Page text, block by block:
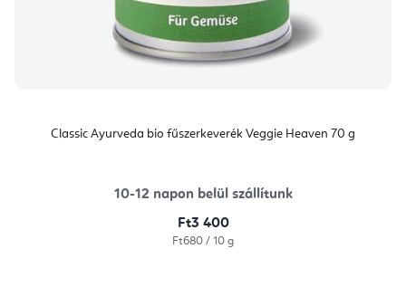
Classic Ayurveda bio fűszerkeverék Veggie Heaven 70 g
10-12 napon belül szállítunk
Ft3 400
Egységár:
Ft680 / 10 g